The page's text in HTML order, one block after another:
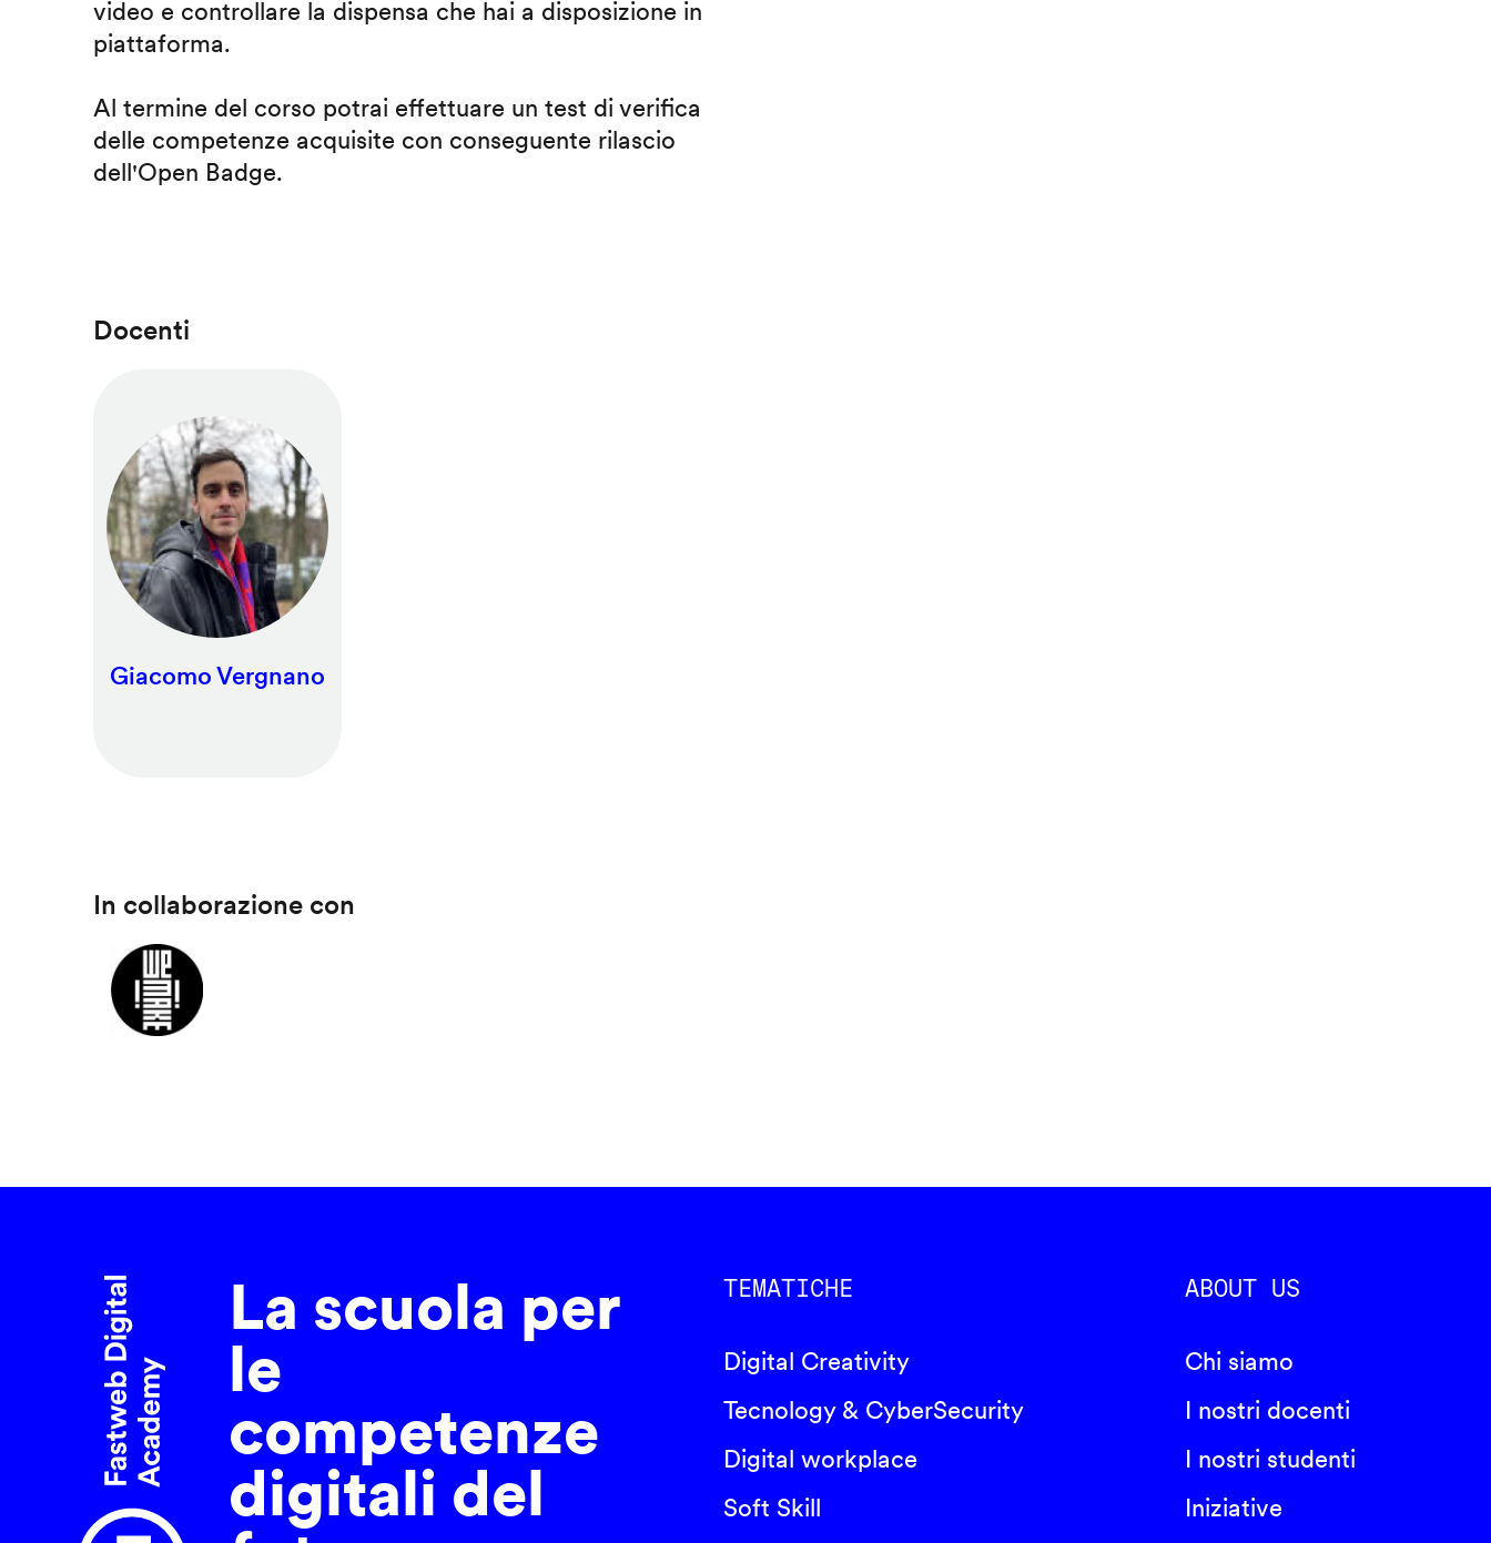
video e controllare la dispensa che hai a disposizione in
piattaforma.
Al termine del corso potrai effettuare un test di verifica
delle competenze acquisite con conseguente rilascio
dell'Open Badge.
Docenti
Giacomo Vergnano
In collaborazione con
La scuola per
le
competenze
digitali del
TEMATICHE
Digital Creativity
Tecnology & CyberSecurity
Digital workplace
Soft Skill
ABOUT US
Chi siamo
I nostri docenti
I nostri studenti
Iniziative